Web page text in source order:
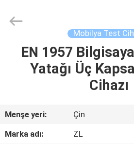
VİDEOLAR
Technology
Mobilya Test
EN 1957
Yatağı Üç
Cihazı
Menşe yeri:
Çin
Marka adı:
ZL